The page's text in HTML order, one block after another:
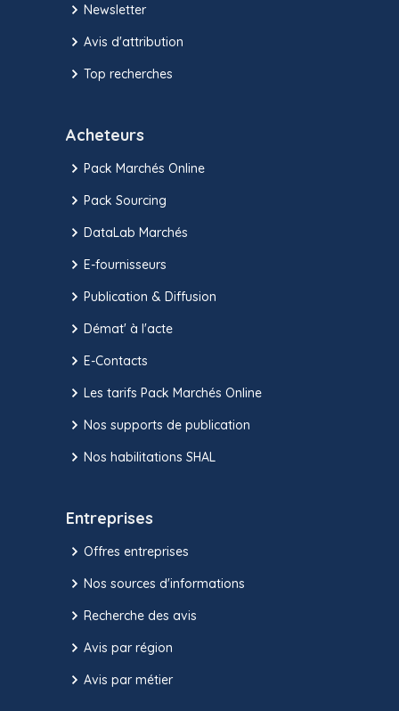
Newsletter
Avis d'attribution
Top recherches
Acheteurs
Pack Marchés Online
Pack Sourcing
DataLab Marchés
E-fournisseurs
Publication & Diffusion
Démat' à l'acte
E-Contacts
Les tarifs Pack Marchés Online
Nos supports de publication
Nos habilitations SHAL
Entreprises
Offres entreprises
Nos sources d'informations
Recherche des avis
Avis par région
Avis par métier